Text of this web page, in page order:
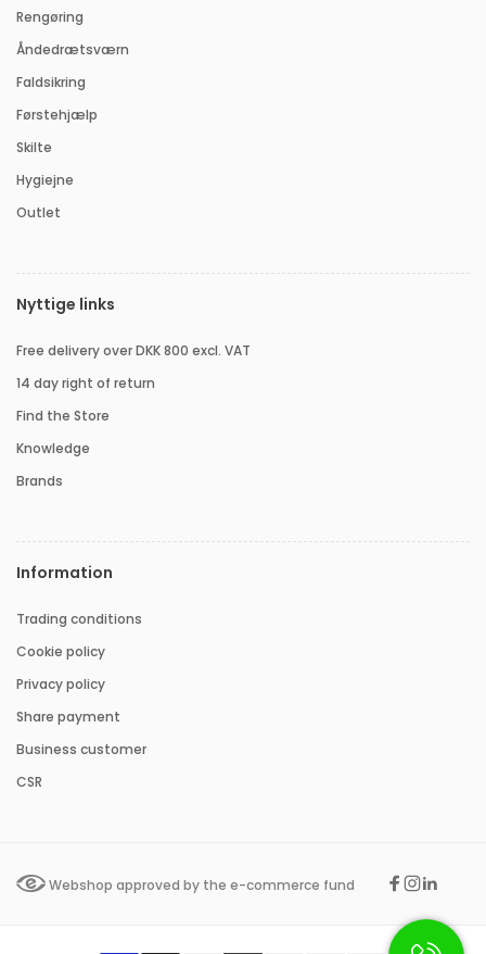
Rengøring
Åndedrætsværn
Faldsikring
Førstehjælp
Skilte
Hygiejne
Outlet
Nyttige links
Free delivery over DKK 800 excl. VAT
14 day right of return
Find the Store
Knowledge
Brands
Information
Trading conditions
Cookie policy
Privacy policy
Share payment
Business customer
CSR
Webshop approved by the e-commerce fund Facebook